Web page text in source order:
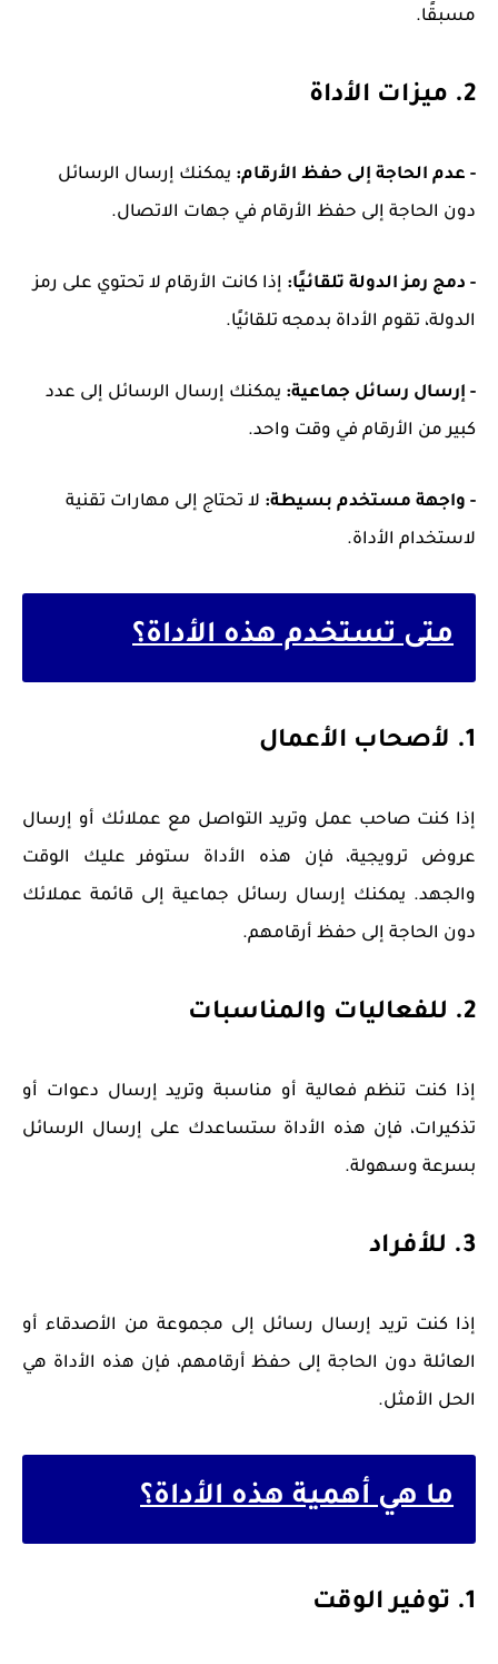
مسبقًا.
2. ميزات الأداة
- عدم الحاجة إلى حفظ الأرقام: يمكنك إرسال الرسائل
دون الحاجة إلى حفظ الأرقام في جهات الاتصال.
- دمج رمز الدولة تلقائيًا: إذا كانت الأرقام لا تحتوي على رمز
الدولة، تقوم الأداة بدمجه تلقائيًا.
- إرسال رسائل جماعية: يمكنك إرسال الرسائل إلى عدد
كبير من الأرقام في وقت واحد.
- واجهة مستخدم بسيطة: لا تحتاج إلى مهارات تقنية
لاستخدام الأداة.
متى تستخدم هذه الأداة؟
1. لأصحاب الأعمال
إذا كنت صاحب عمل وتريد التواصل مع عملائك أو إرسال
عروض ترويجية، فإن هذه الأداة ستوفر عليك الوقت
والجهد. يمكنك إرسال رسائل جماعية إلى قائمة عملائك
دون الحاجة إلى حفظ أرقامهم.
2. للفعاليات والمناسبات
إذا كنت تنظم فعالية أو مناسبة وتريد إرسال دعوات أو
تذكيرات، فإن هذه الأداة ستساعدك على إرسال الرسائل
بسرعة وسهولة.
3. للأفراد
إذا كنت تريد إرسال رسائل إلى مجموعة من الأصدقاء أو
العائلة دون الحاجة إلى حفظ أرقامهم، فإن هذه الأداة هي
الحل الأمثل.
ما هي أهمية هذه الأداة؟
1. توفير الوقت